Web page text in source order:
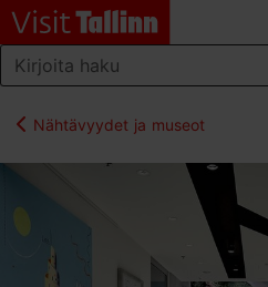
Nähtävyydet ja museot